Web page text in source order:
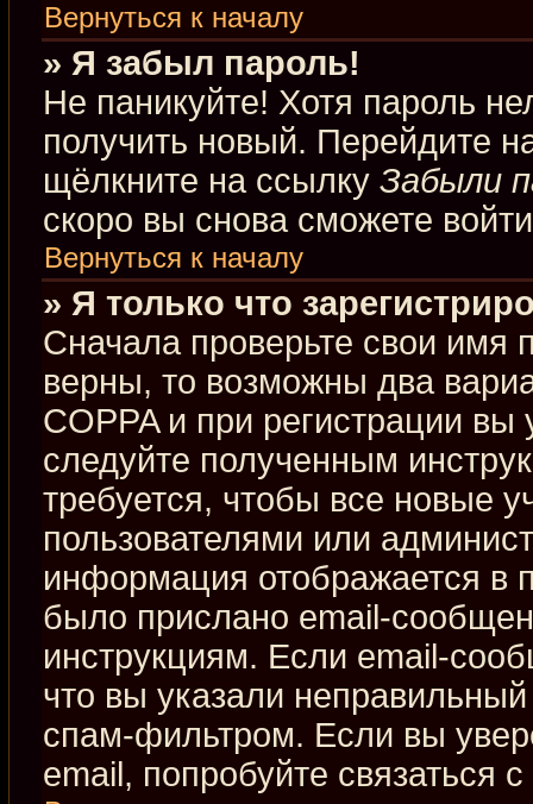
Вернуться к началу
» Я забыл пароль!
Не паникуйте! Хотя пароль
получить новый. Перейдите
щёлкните на ссылку Забыли
скоро вы снова сможете
Вернуться к началу
» Я только что
Сначала проверьте свои имя
верны, то возможны два
COPPA и при регистрации
следуйте полученным
требуется, чтобы все новые
пользователями или
информация отображается в
было прислано email-
инструкциям. Если email-
что вы указали
спам-фильтром. Если вы
email, попробуйте связаться